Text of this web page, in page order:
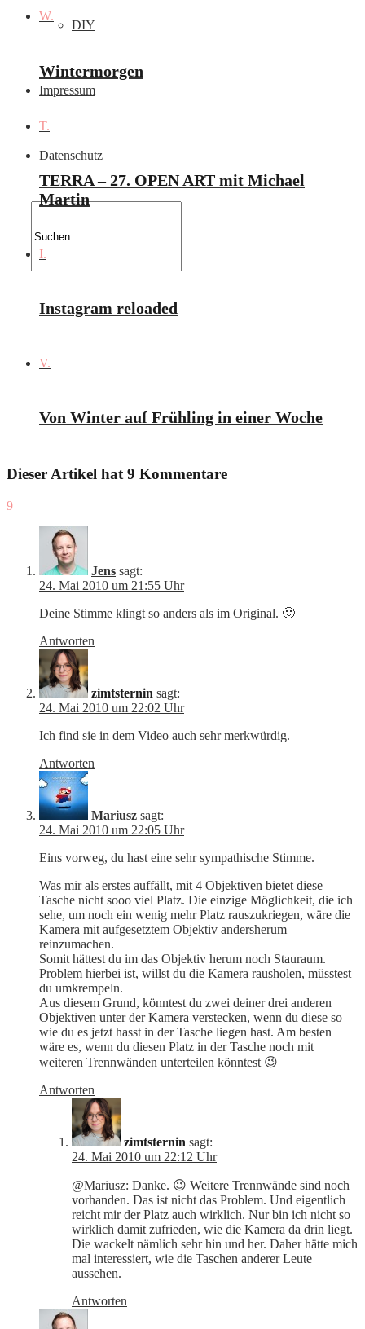
DIY
Impressum
Datenschutz
W.
Wintermorgen
T.
TERRA – 27. OPEN ART mit Michael
Martin
I.
Instagram reloaded
V.
Von Winter auf Frühling in einer Woche
Dieser Artikel hat 9 Kommentare
9
Jens sagt:
24. Mai 2010 um 21:55 Uhr
Deine Stimme klingt so anders als im Original. 🙂
Antworten
zimtsternin sagt:
24. Mai 2010 um 22:02 Uhr
Ich find sie in dem Video auch sehr merkwürdig.
Antworten
Mariusz sagt:
24. Mai 2010 um 22:05 Uhr
Eins vorweg, du hast eine sehr sympathische Stimme.
Was mir als erstes auffällt, mit 4 Objektiven bietet diese
Tasche nicht sooo viel Platz. Die einzige Möglichkeit, die ich
sehe, um noch ein wenig mehr Platz rauszukriegen, wäre die
Kamera mit aufgesetztem Objektiv andersherum
reinzumachen.
Somit hättest du im das Objektiv herum noch Stauraum.
Problem hierbei ist, willst du die Kamera rausholen, müsstest
du umkrempeln.
Aus diesem Grund, könntest du zwei deiner drei anderen
Objektiven unter der Kamera verstecken, wenn du diese so
wie du es jetzt hasst in der Tasche liegen hast. Am besten
wäre es, wenn du diesen Platz in der Tasche noch mit
weiteren Trennwänden unterteilen könntest 😉
Antworten
zimtsternin sagt:
24. Mai 2010 um 22:12 Uhr
@Mariusz: Danke. 😉 Weitere Trennwände sind noch
vorhanden. Das ist nicht das Problem. Und eigentlich
reicht mir der Platz auch wirklich. Nur bin ich nicht so
wirklich damit zufrieden, wie die Kamera da drin liegt.
Die wackelt nämlich sehr hin und her. Daher hätte mich
mal interessiert, wie die Taschen anderer Leute
aussehen.
Antworten